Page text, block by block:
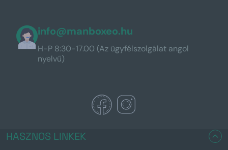
info@manboxeo.hu
H-P 8:30-17.00 (Az ügyfélszolgálat angol
nyelvű)
HASZNOS LINKEK